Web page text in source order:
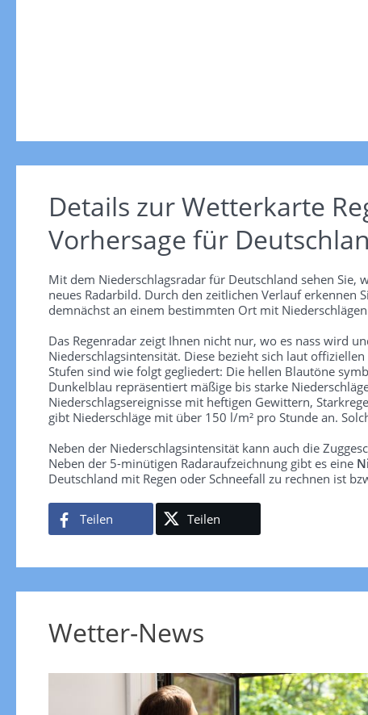
Details zur Wetterkarte
Vorhersage für
Mit dem Niederschlagsradar für Deutschland sehen Sie,
neues Radarbild. Durch den zeitlichen Verlauf erkennen
demnächst an einem bestimmten Ort mit
Das Regenradar zeigt Ihnen nicht nur, wo es nass wird
Niederschlagsintensität. Diese bezieht sich laut
Stufen sind wie folgt gegliedert: Die hellen Blautöne
Dunkelblau repräsentiert mäßige bis starke
Niederschlagsereignisse mit heftigen Gewittern,
gibt Niederschläge mit über 150 l/m² pro Stunde an.
Neben der Niederschlagsintensität kann auch die
Neben der 5-minütigen Radaraufzeichnung gibt es eine
Deutschland mit Regen oder Schneefall zu rechnen ist
Teilen Teilen
Wetter-News